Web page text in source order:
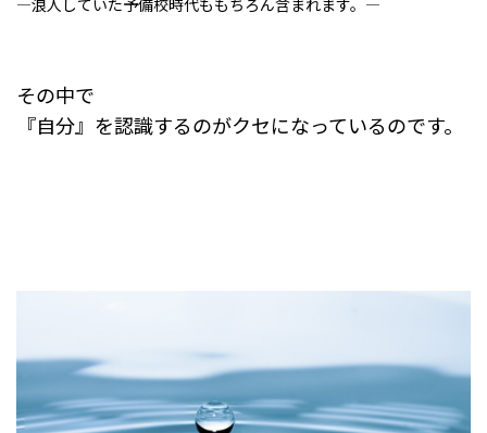
―浪人していた予備校時代ももちろん含まれます。―
その中で
『自分』を認識するのがクセになっているのです。